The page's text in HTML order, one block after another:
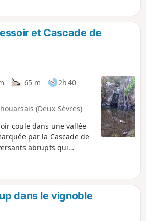
Il sinue dans la forêt à la
de ses peuplements. De
jalonnent ce parcours,
ou pour tout curieux de la nature.
et Cascade de
-65 m
2h 40
(Deux-Sèvres)
coule dans une vallée
par la Cascade de
abrupts qui
sauvage et
naturel original dans le
dans le vignoble